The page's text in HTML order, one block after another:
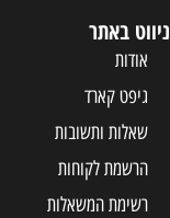
ניווט באתר
אודות
גיפט קארד
שאלות ותשובות
הרשמת לקוחות
רשימת המשאלות